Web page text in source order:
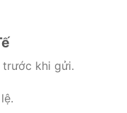
trước khi gửi.